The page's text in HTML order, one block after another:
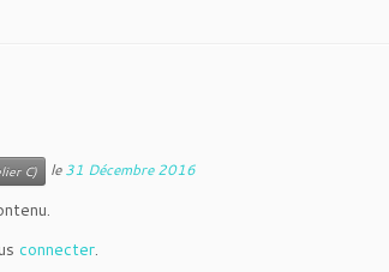
C) le31 Décembre 2016
connecter.